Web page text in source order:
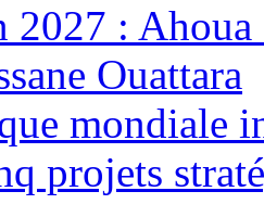
2027 :
Ouattara
mondiale
projets